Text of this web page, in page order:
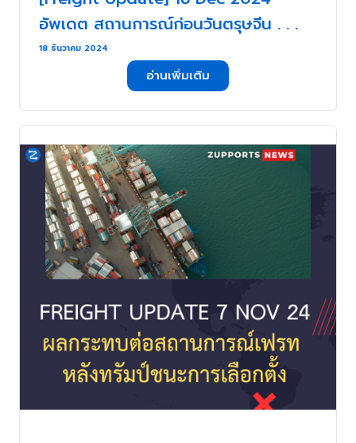
อัพเดต สถานการณ์ก่อนวันตรุษจีน . . .
18 ธันวาคม 2024
อ่านเพิ่มเติม